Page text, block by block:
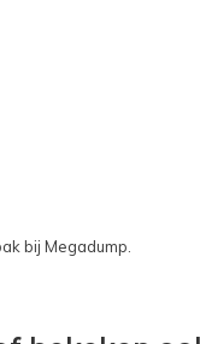
bij Megadump.